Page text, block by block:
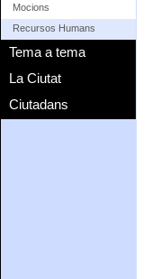
Mocions
Recursos Humans
Tema a tema
La Ciutat
Ciutadans